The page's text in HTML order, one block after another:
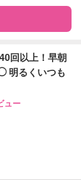
府補助対象)
ッター
回以上！早朝
明るくいつも
ュー